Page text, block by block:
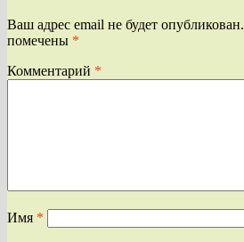
Ваш адрес email не будет опубликован.
помечены *
Комментарий *
Имя *